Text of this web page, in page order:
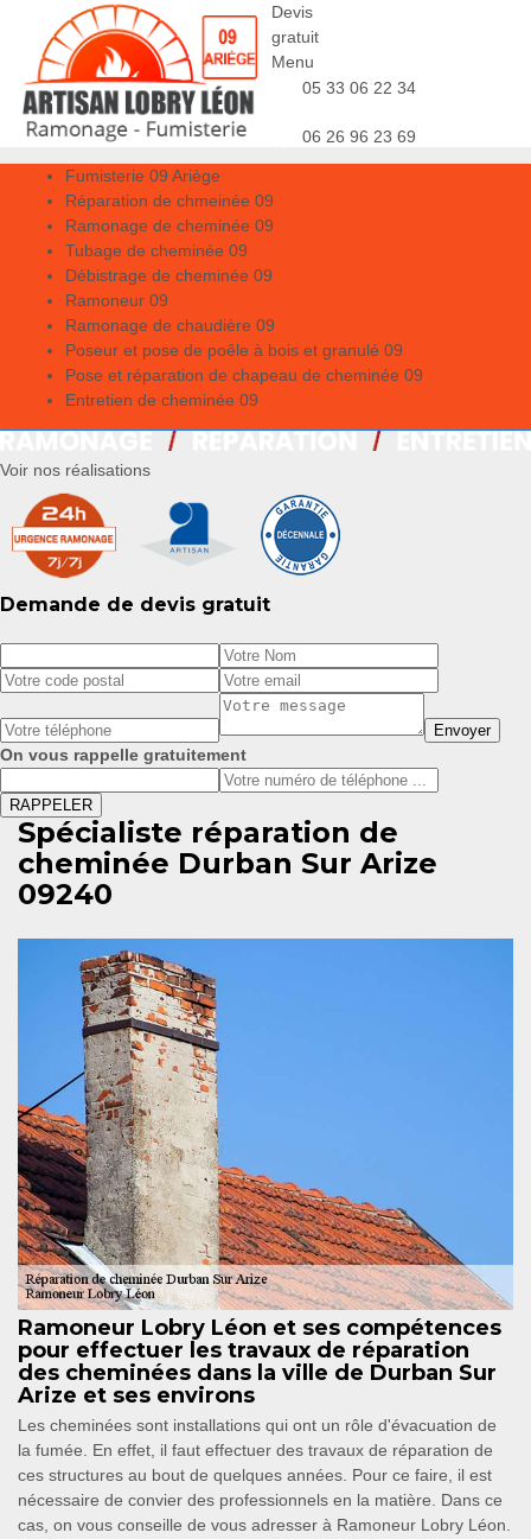
Devis
gratuit
Menu
05 33 06 22 34
06 26 96 23 69
Fumisterie 09 Ariège
Réparation de chmeinée 09
Ramonage de cheminée 09
Tubage de cheminée 09
Débistrage de cheminée 09
Ramoneur 09
Ramonage de chaudière 09
Poseur et pose de poêle à bois et granulé 09
Pose et réparation de chapeau de cheminée 09
Entretien de cheminée 09
Voir nos réalisations
Demande de devis gratuit
On vous rappelle gratuitement
Spécialiste réparation de
cheminée Durban Sur Arize
09240
Ramoneur Lobry Léon et ses compétences
pour effectuer les travaux de réparation
des cheminées dans la ville de Durban Sur
Arize et ses environs
Les cheminées sont installations qui ont un rôle d'évacuation de
la fumée. En effet, il faut effectuer des travaux de réparation de
ces structures au bout de quelques années. Pour ce faire, il est
nécessaire de convier des professionnels en la matière. Dans ce
cas, on vous conseille de vous adresser à Ramoneur Lobry Léon.